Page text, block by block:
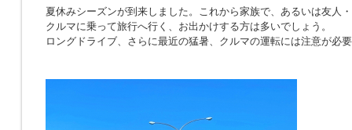
夏休みシーズンが到来しました。これから家族で、あるいは友人
クルマに乗って旅行へ行く、お出かけする方は多いでしょう。
ロングドライブ、さらに最近の猛暑、クルマの運転には注意が必